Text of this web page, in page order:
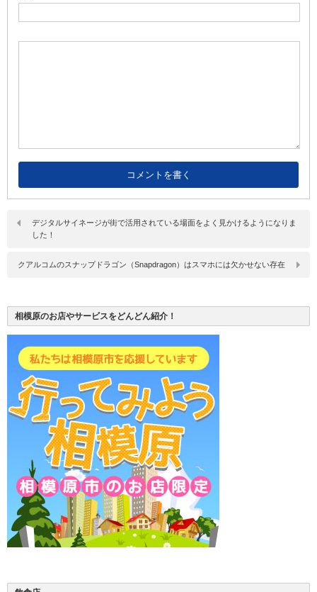
デジタルサイネージが街で活用されている場面をよく見かけるようになりま
した！
クアルコムのスナップドラゴン（Snapdragon）はスマホには欠かせない存在
相模原のお店やサービスをどんどん紹介！